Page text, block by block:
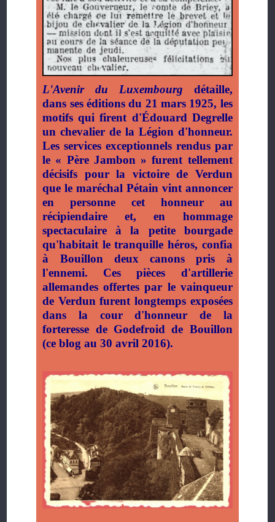
L'Avenir du Luxembourg détaille,
dans ses éditions du 21 mars 1925, les
motifs qui firent d'Édouard Degrelle
un chevalier de la Légion d'honneur.
Les services exceptionnels rendus par
le « Père Jambon » furent tellement
décisifs pour la victoire de Verdun
que le maréchal Pétain vint annoncer
en personne cet honneur au
récipiendaire et, en hommage
spectaculaire à la petite bourgade
qu'habitait le tranquille héros, confia
à Bouillon deux canons pris à
l'ennemi. Ces pièces d'artillerie
allemandes offertes par le vainqueur
de Verdun furent longtemps exposées
dans la cour d'honneur de la
forteresse de Godefroid de Bouillon
(ce blog au 30 avril 2016).